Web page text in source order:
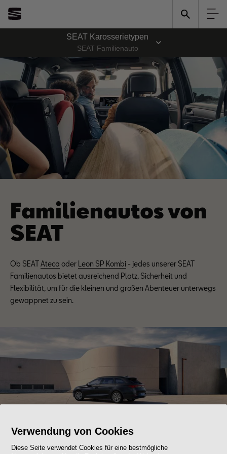
SEAT Karosserietypen
SEAT Familienauto
Familienautos von
SEAT
Ob SEATAteca oder Leon SP Kombi - jedes unserer SEAT
Familienautos bietet ausreichend Platz, Sicherheit und
Flexibilität, um für die kleinen und großen Abenteuer unterwegs
gewappnet zu sein.
Verwendung von Cookies
Diese Seite verwendet Cookies für eine bestmögliche